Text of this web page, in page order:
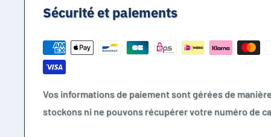
Sécurité et paiements
Vos informations de paiement sont gérées de
stockons ni ne pouvons récupérer votre numéro de